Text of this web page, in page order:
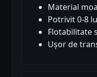
Material
Potrivit 0-8
Flotabilitate
Ușor de